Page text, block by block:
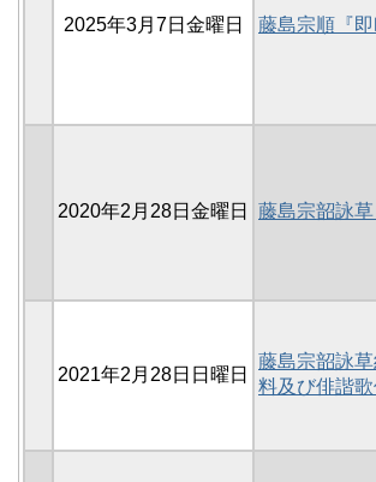
2025年3月7日金曜日 藤島宗順『
2020年2月28日金曜日 藤島宗韶詠
2021年2月28日日曜日
藤島宗韶詠
料及び俳諧